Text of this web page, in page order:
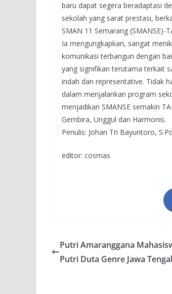
baru dapat segera beradaptasi
sekolah yang sarat prestasi,
SMAN 11 Semarang (SMANSE)-
Ia mengungkapkan, sangat
komunikasi terbangun dengan
yang signifikan terutama terkait
indah dan representative. Tidak
dalam menjalankan program
menjadikan SMANSE semakin
Gembira, Unggul dan Harmonis.
Penulis: Johan Tri Bayuntoro,
editor: cosmas
Putri Amaranggana
Putri Duta Genre Jawa